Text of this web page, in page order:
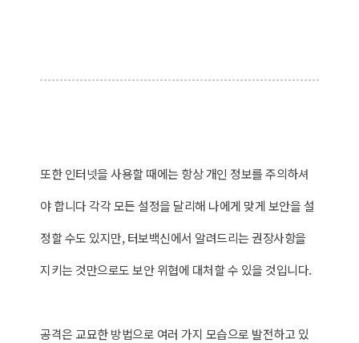
또한 인터넷을 사용할 때에는 항상 개인 정보를 주의하셔
야 합니다 각각 모든 설정을 달리해 나에게 맞게 보안을 설
정할 수도 있지만, 터보백신에서 알려드리는 권장사항을
지키는 것만으로도 보안 위협에 대처할 수 있을 것입니다.
공격은 교묘한 방법으로 여러 가지 모습으로 발전하고 있